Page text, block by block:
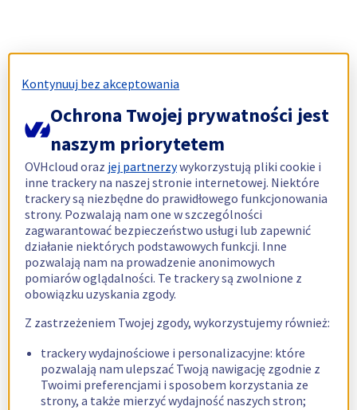
Kontynuuj bez akceptowania
Ochrona Twojej prywatności jest
naszym priorytetem
OVHcloud oraz jej partnerzywykorzystują pliki cookie i
inne trackery na naszej stronie internetowej. Niektóre
trackery są niezbędne do prawidłowego funkcjonowania
strony. Pozwalają nam one w szczególności
zagwarantować bezpieczeństwo usługi lub zapewnić
działanie niektórych podstawowych funkcji. Inne
pozwalają nam na prowadzenie anonimowych
pomiarów oglądalności. Te trackery są zwolnione z
obowiązku uzyskania zgody.
Z zastrzeżeniem Twojej zgody, wykorzystujemy również:
trackery wydajnościowe i personalizacyjne: które
pozwalają nam ulepszać Twoją nawigację zgodnie z
Twoimi preferencjami i sposobem korzystania ze
strony, a także mierzyć wydajność naszych stron;